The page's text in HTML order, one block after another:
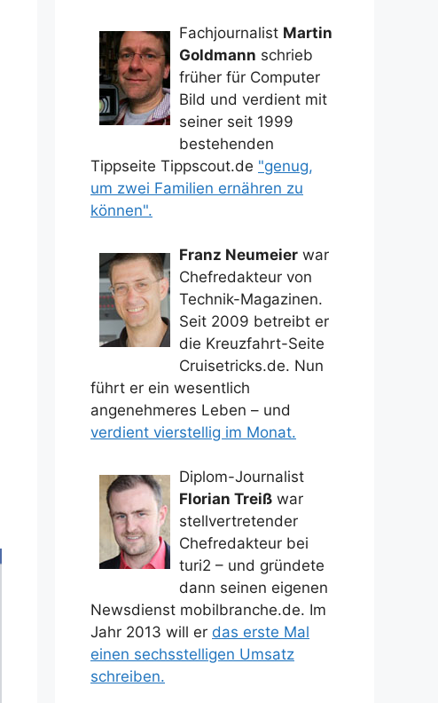
Fachjournalist Martin
Goldmann schrieb
früher für Computer
Bild und verdient mit
seiner seit 1999
bestehenden
Tippseite Tippscout.de "genug,
um zwei Familien ernähren zu
können".
Franz Neumeier war
Chefredakteur von
Technik-Magazinen.
Seit 2009 betreibt er
die Kreuzfahrt-Seite
Cruisetricks.de. Nun
führt er ein wesentlich
angenehmeres Leben – und
verdient vierstellig im Monat.
Diplom-Journalist
Florian Treiß war
stellvertretender
Chefredakteur bei
turi2 – und gründete
dann seinen eigenen
Newsdienst mobilbranche.de. Im
Jahr 2013 will er das erste Mal
einen sechsstelligen Umsatz
schreiben.